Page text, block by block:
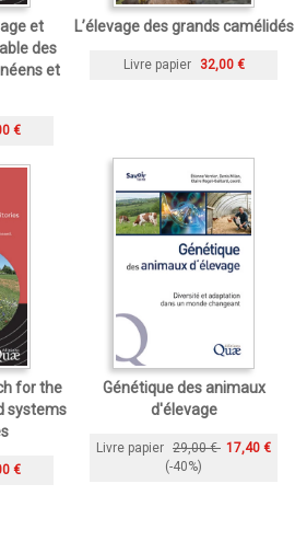
et
des
et
€
L’élevage des grands camélidés
Livre papier 32,00 €
for the
systems
€
Génétique des animaux
d'élevage
Livre papier 29,00 € 17,40 €
(-40%)